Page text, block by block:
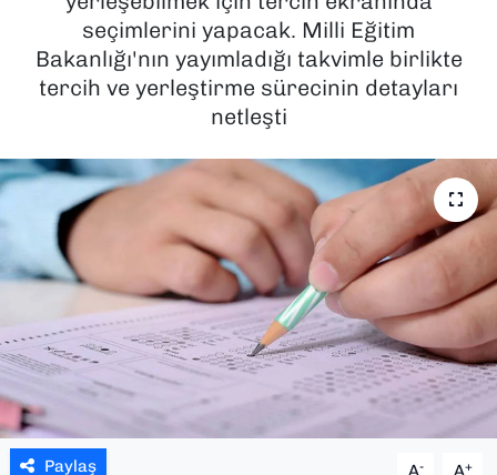
seçimlerini yapacak. Milli Eğitim
Bakanlığı'nın yayımladığı takvimle birlikte
tercih ve yerleştirme sürecinin detayları
netleşti
Paylaş A- A+
SPOR
TEKNOLOJİ
YEREL YÖNETİMLER